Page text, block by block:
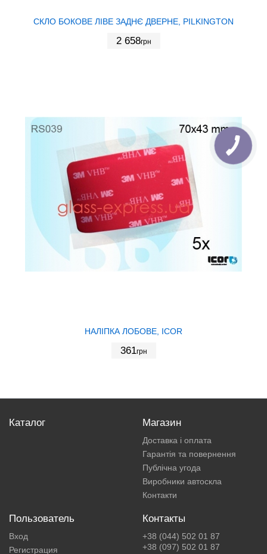
СКЛО БОКОВЕ ЛІВЕ ЗАДНЄ ДВЕРНЕ, PILKINGTON
2 658грн
НАЛІПКА ЛОБОВЕ, ICOR
361грн
Каталог Магазин
Доставка і оплата
Гарантія та повернення
Публічна угода
Виробники автоскла
Контакти
Пользователь
Вход
Регистрация
Контакты
+38 (044) 502 01 87
+38 (097) 502 01 87